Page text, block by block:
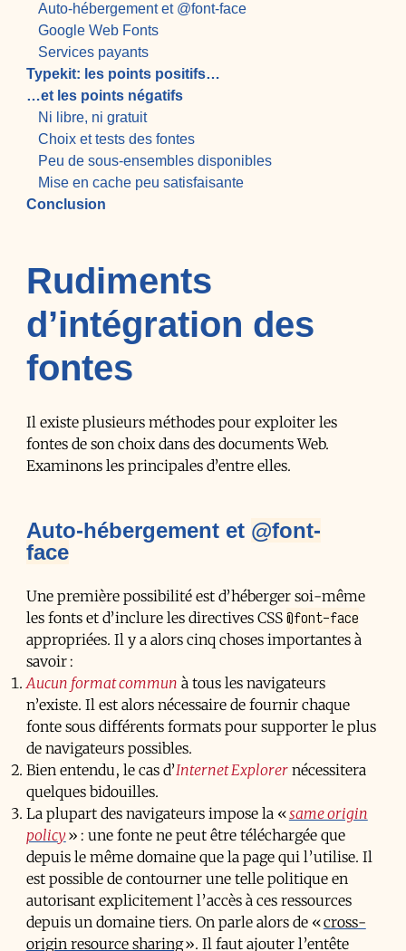
Auto-hébergement et @font-face
Google Web Fonts
Services payants
Typekit: les points positifs…
…et les points négatifs
Ni libre, ni gratuit
Choix et tests des fontes
Peu de sous-ensembles disponibles
Mise en cache peu satisfaisante
Conclusion
Rudiments
d’intégration des
fontes
Il existe plusieurs méthodes pour exploiter les
fontes de son choix dans des documents Web.
Examinons les principales d’entre elles.
Auto-hébergement et @font-
face
Une première possibilité est d’héberger soi-même
les fonts et d’inclure les directives CSS @font-face
appropriées. Il y a alors cinq choses importantes à
savoir :
Aucun format commun à tous les navigateurs
n’existe. Il est alors nécessaire de fournir chaque
fonte sous différents formats pour supporter le plus
de navigateurs possibles.
Bien entendu, le cas d’Internet Explorernécessitera
quelques bidouilles.
La plupart des navigateurs impose la «same origin
policy» : une fonte ne peut être téléchargée que
depuis le même domaine que la page qui l’utilise. Il
est possible de contourner une telle politique en
autorisant explicitement l’accès à ces ressources
depuis un domaine tiers. On parle alors de «cross-
origin resource sharing». Il faut ajouter l’entête